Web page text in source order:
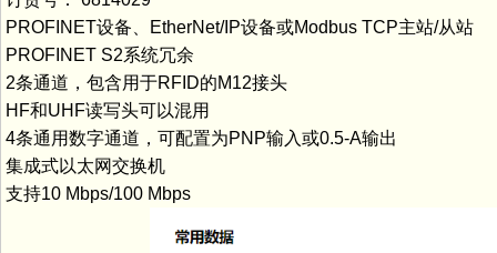
PROFINET设备、EtherNet/IP设备或Modbus TCP主站/从站
PROFINET S2系统冗余
2条通道，包含用于RFID的M12接头
HF和UHF读写头可以混用
4条通用数字通道，可配置为PNP输入或0.5-A输出
集成式以太网交换机
支持10 Mbps/100 Mbps